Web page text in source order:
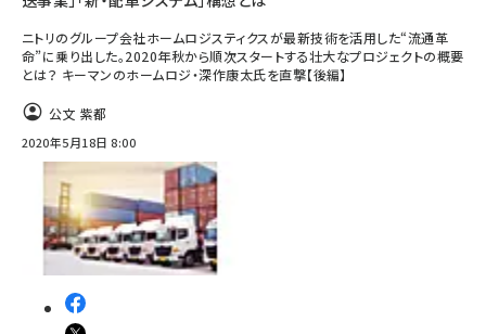
ニトリのグループ会社ホームロジスティクスが最新技術を活用した“流通革
命”に乗り出した。2020年秋から順次スタートする壮大なプロジェクトの概要
とは？ キーマンのホームロジ・深作康太氏を直撃【後編】
公文 紫都
2020年5月18日 8:00